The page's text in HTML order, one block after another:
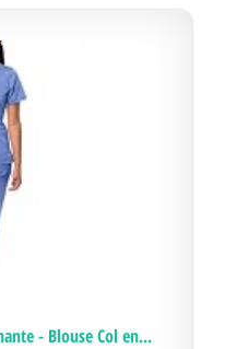
- Blouse Col en...